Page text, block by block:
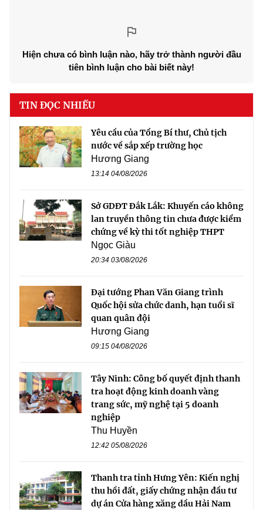
Hiện chưa có bình luận nào, hãy trở thành người đầu
tiên bình luận cho bài biết này!
TIN ĐỌC NHIỀU
Yêu cầu của Tổng Bí thư, Chủ tịch
nước về sắp xếp trường học
Hương Giang
13:14 04/08/2026
Sở GDĐT Đắk Lắk: Khuyến cáo không
lan truyền thông tin chưa được kiểm
chứng về kỳ thi tốt nghiệp THPT
Ngọc Giàu
20:34 03/08/2026
Đại tướng Phan Văn Giang trình
Quốc hội sửa chức danh, hạn tuổi sĩ
quan quân đội
Hương Giang
09:15 04/08/2026
Tây Ninh: Công bố quyết định thanh
tra hoạt động kinh doanh vàng
trang sức, mỹ nghệ tại 5 doanh
nghiệp
Thu Huyền
12:42 05/08/2026
Thanh tra tỉnh Hưng Yên: Kiến nghị
thu hồi đất, giấy chứng nhận đầu tư
dự án Cửa hàng xăng dầu Hải Nam